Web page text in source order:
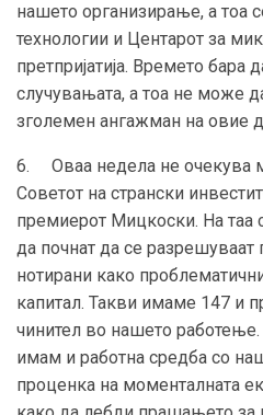
нашето организирање, а тоа
технологии и Центарот за
претпријатија. Времето бара
случувањата, а тоа не може
зголемен ангажман на овие
6. Оваа недела не очекува
Советот на странски
премиерот Мицкоски. На таа
да почнат да се
нотирани како
капитал. Такви имаме 147 и
чинител во нашето
имам и работна средба со
проценка на моменталната